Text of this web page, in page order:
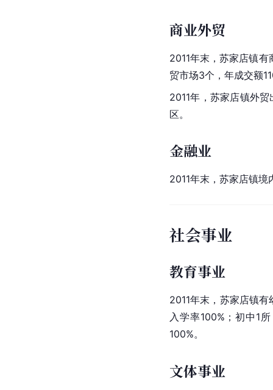
商业外贸
2011年末，苏家店镇
贸市场3个，年成交额
2011年，苏家店镇外
区。
金融业
2011年末，苏家店镇
社会事业
教育事业
2011年末，苏家店镇
入学率100%；初中1
100%。
文体事业